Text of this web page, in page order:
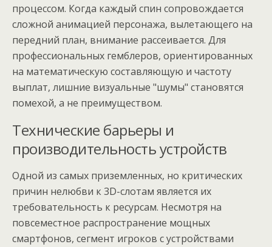
процессом. Когда каждый спин сопровождается
сложной анимацией персонажа, вылетающего на
передний план, внимание рассеивается. Для
профессиональных гемблеров, ориентированных
на математическую составляющую и частоту
выплат, лишние визуальные "шумы" становятся
помехой, а не преимуществом.
Технические барьеры и
производительность устройств
Одной из самых приземленных, но критических
причин нелюбви к 3D-слотам является их
требовательность к ресурсам. Несмотря на
повсеместное распространение мощных
смартфонов, сегмент игроков с устройствами